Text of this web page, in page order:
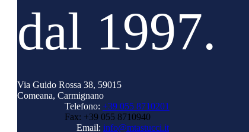
dal 1997.
Via Guido Rossa 38, 59015
Comeana, Carmignano
Telefono: +39 055 8710201
Fax: +39 055 8710940
Email: info@mtastucci.it